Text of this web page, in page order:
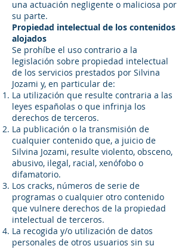
una actuación negligente o maliciosa por
su parte.
Propiedad intelectual de los contenidos
alojados
Se prohíbe el uso contrario a la
legislación sobre propiedad intelectual
de los servicios prestados por Silvina
Jozami y, en particular de:
La utilización que resulte contraria a las
leyes españolas o que infrinja los
derechos de terceros.
La publicación o la transmisión de
cualquier contenido que, a juicio de
Silvina Jozami, resulte violento, obsceno,
abusivo, ilegal, racial, xenófobo o
difamatorio.
Los cracks, números de serie de
programas o cualquier otro contenido
que vulnere derechos de la propiedad
intelectual de terceros.
La recogida y/o utilización de datos
personales de otros usuarios sin su